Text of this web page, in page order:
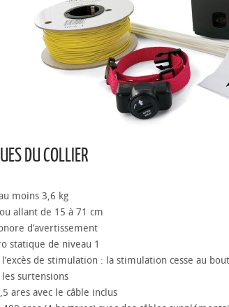
DU COLLIER
moins 3,6 kg
allant de 15 à 71 cm
d’avertissement
statique de niveau 1
de stimulation : la stimulation cesse au
surtensions
ares avec le câble inclus